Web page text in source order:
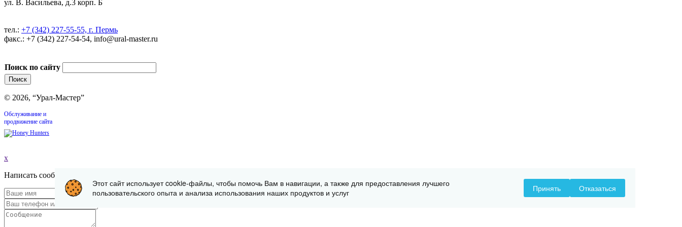
ул. В. Васильева, д.3 корп. Б
тел.: +7 (342) 227-55-55, г. Пермь
факс.: +7 (342) 227-54-54, info@ural-master.ru
Поиск по сайту
© 2026, “Урал-Мастер”
Обслуживание и
продвижение сайта
x
Написать сообщение
Этот сайт использует cookie-файлы, чтобы помочь Вам в навигации, а также для предоставления лучшего
пользовательского опыта и анализа использования наших продуктов и услуг
Принять Отказаться